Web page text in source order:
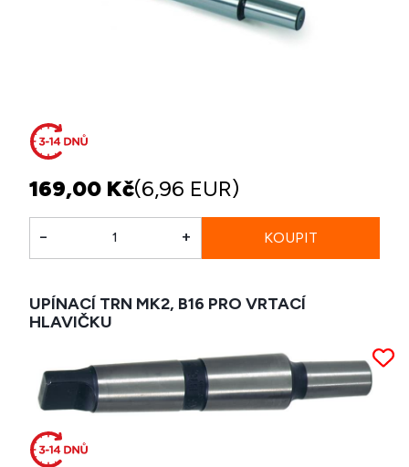
169,00 Kč(6,96 EUR)
- +
UPÍNACÍ TRN MK2, B16 PRO VRTACÍ
HLAVIČKU